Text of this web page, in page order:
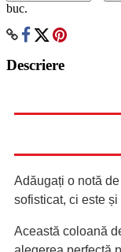
buc.
Descriere
Adăugați o notă
sofisticat, ci este
Această coloană